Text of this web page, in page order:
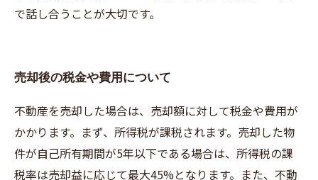
で話し合うことが大切です。
売却後の税金や費用について
不動産を売却した場合は、売却額に対して税金や費用が
かかります。まず、所得税が課税されます。売却した物
件が自己所有期間が5年以下である場合は、所得税の課
税率は売却益に応じて最大45%となります。また、不動